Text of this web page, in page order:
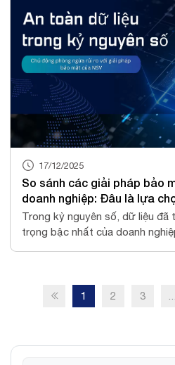
17/12/2025
So sánh các giải pháp bảo
doanh nghiệp: Đâu là lựa
Trong kỷ nguyên số, dữ liệu đã
trọng bậc nhất của doanh
1 2 3